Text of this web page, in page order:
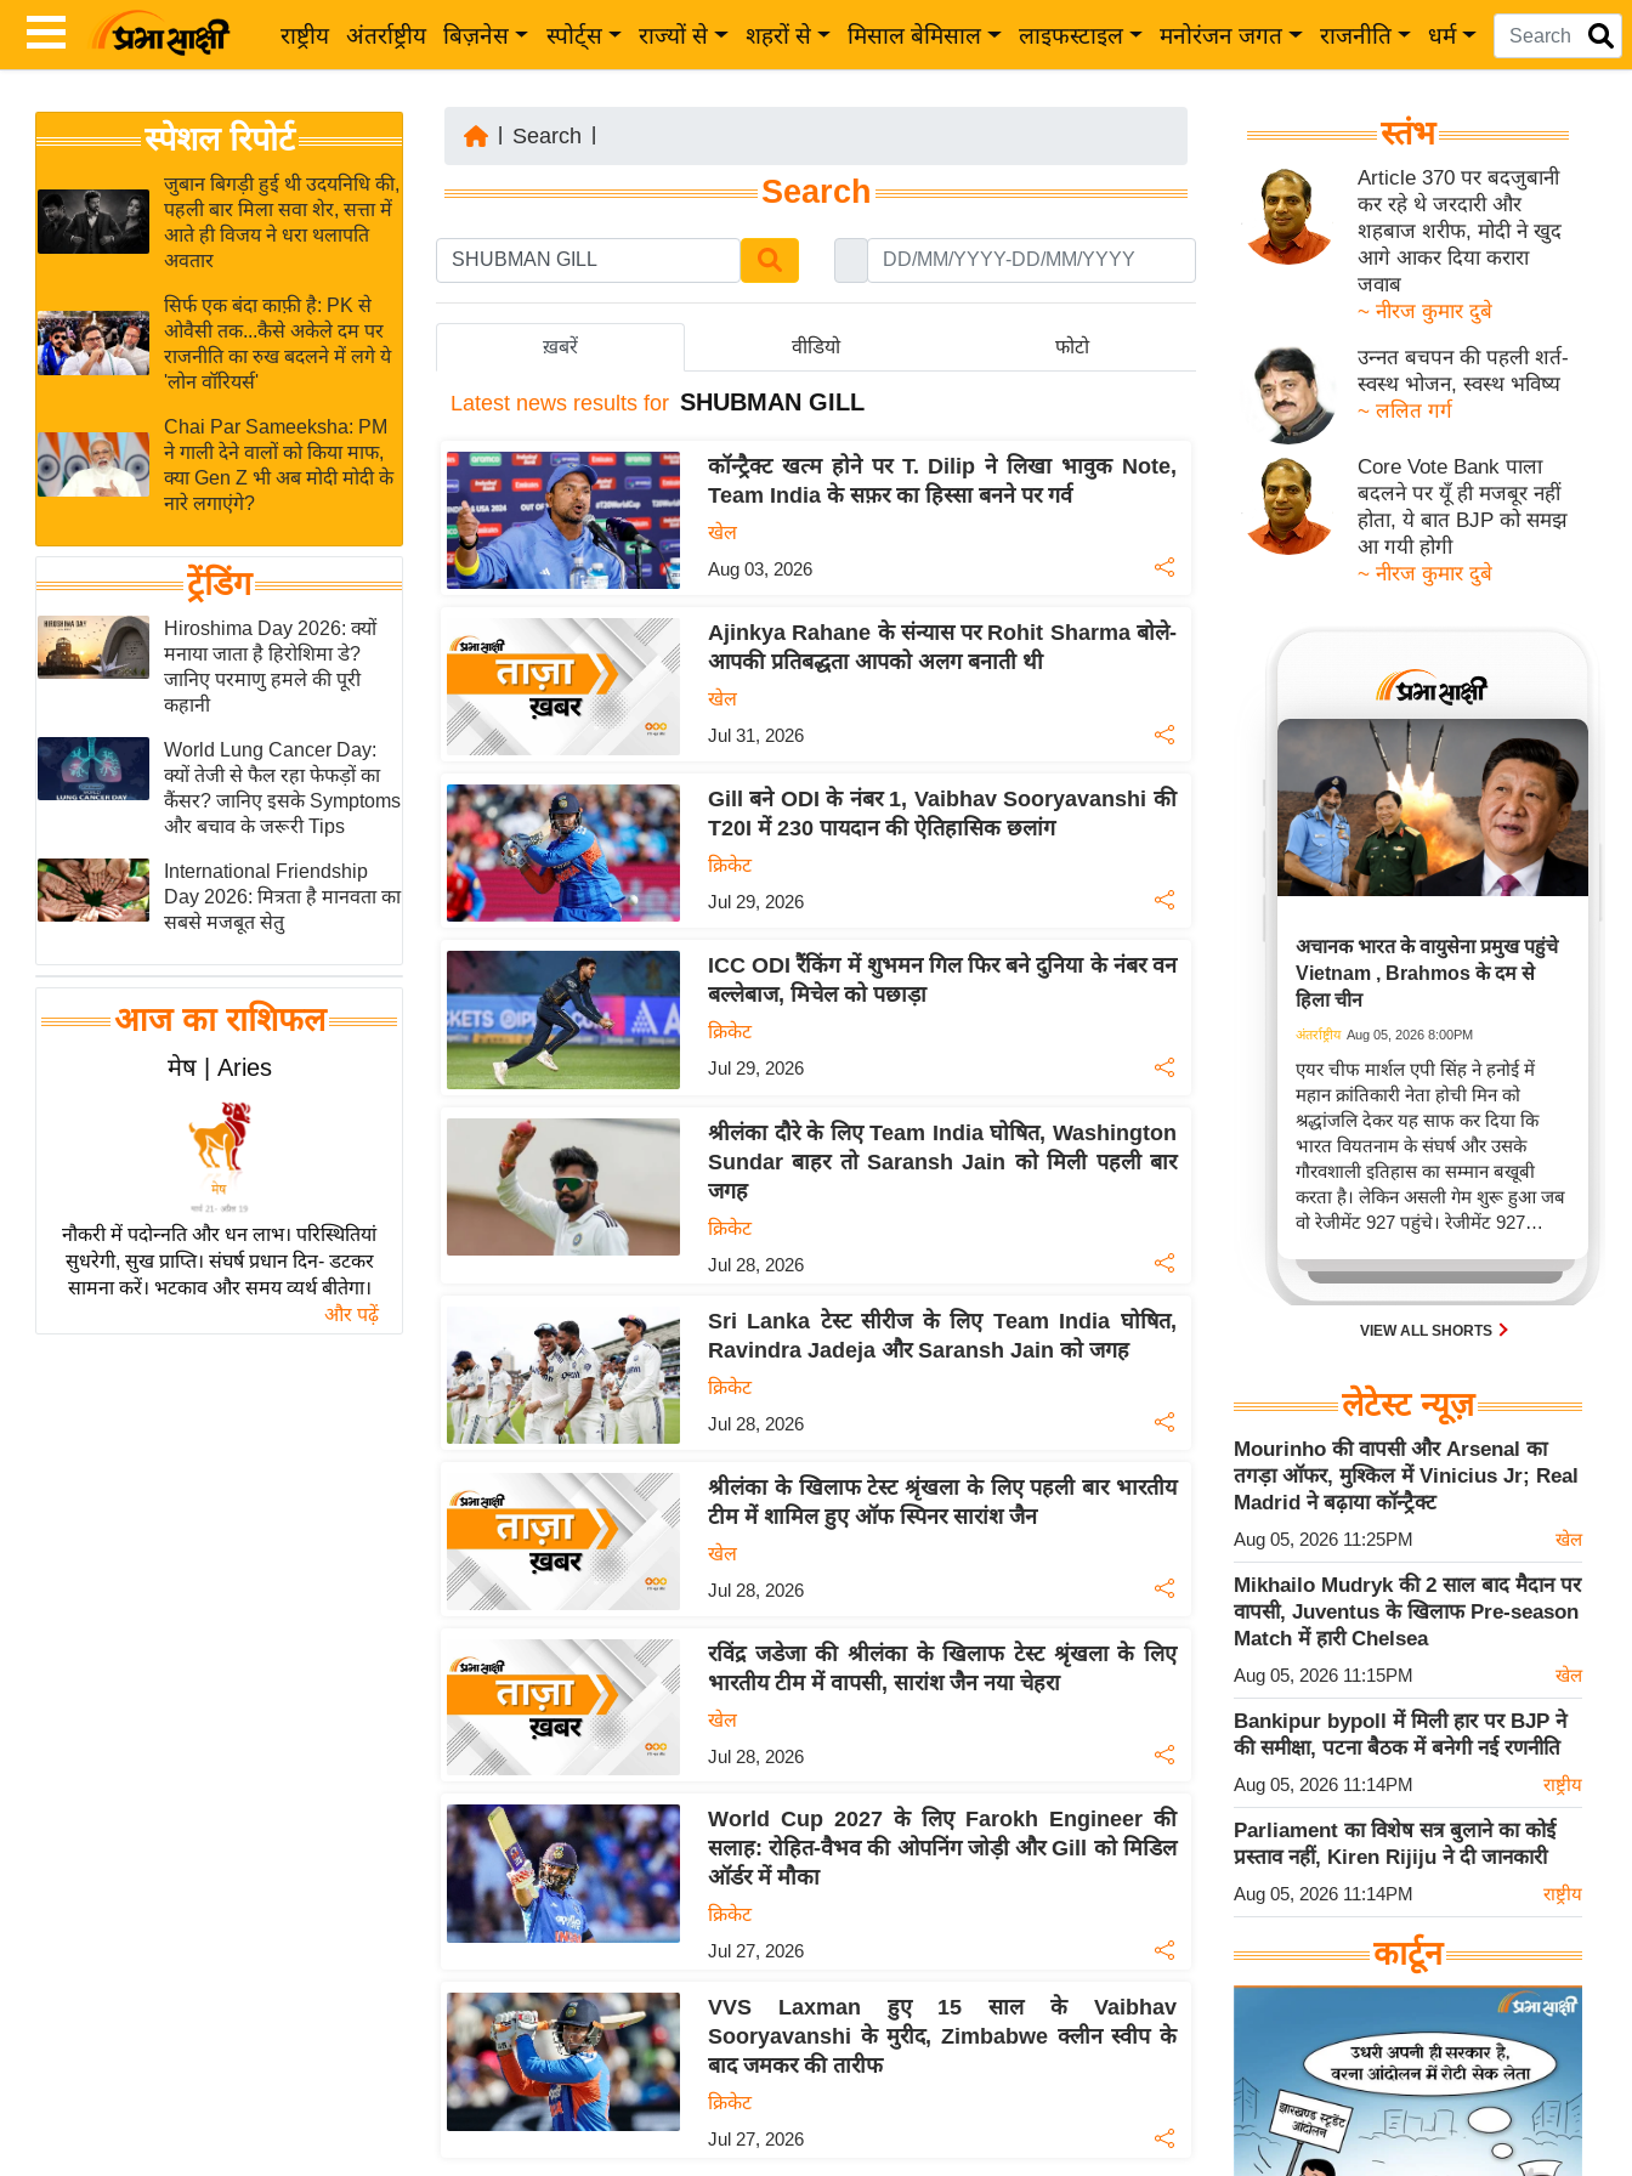
राष्ट्रीय अंतर्राष्ट्रीय बिज़नेस स्पोर्ट्स राज्यों से शहरों से मिसाल बेमिसाल लाइफस्टाइल मनोरंजन जगत राजनीति धर्म
News
Hindi
News
Live
News in
Hindi
Hindi
News
Hindi
ख
ब
अंतर्राष्ट्रीय
बिज़नेस
जगत
विशेषज्ञ
बजट
खेल
क्रिकेट
IPL
ई-पेपर
मिसाल बेमिसाल
यंग इंडिया
साहित्य जगत
न्यूज ब्रीफ
मनोरंजन जगत
बॉलीवुड
फिल्म समीक्षा
लाइफस्टाइल
टेक्नॉलॉजी
स्पेशल रिपोर्ट
जुबान बिगड़ी हुई थी उदयनिधि की,
पहली बार मिला सवा शेर, सत्ता में
आते ही विजय ने धरा थलापति
अवतार
सिर्फ एक बंदा काफ़ी है: PK से
ओवैसी तक...कैसे अकेले दम पर
राजनीति का रुख बदलने में लगे ये
'लोन वॉरियर्स'
Chai Par Sameeksha: PM
ने गाली देने वालों को किया माफ,
क्या Gen Z भी अब मोदी मोदी के
नारे लगाएंगे?
ट्रेंडिंग
Hiroshima Day 2026: क्यों
मनाया जाता है हिरोशिमा डे?
जानिए परमाणु हमले की पूरी
कहानी
World Lung Cancer Day:
क्यों तेजी से फैल रहा फेफड़ों का
कैंसर? जानिए इसके Symptoms
और बचाव के जरूरी Tips
International Friendship
Day 2026: मित्रता है मानवता का
सबसे मजबूत सेतु
आज का राशिफल
मेष | Aries
नौकरी में पदोन्नति और धन लाभ। परिस्थितियां
सुधरेगी, सुख प्राप्ति। संघर्ष प्रधान दिन- डटकर
सामना करें। भटकाव और समय व्यर्थ बीतेगा।
और पढ़ें
Search
Search
ख़बरें वीडियो फोटो
Latest news results for SHUBMAN GILL
कॉन्ट्रैक्ट खत्म होने पर T. Dilip ने लिखा भावुक Note,
Team India के सफ़र का हिस्सा बनने पर गर्व
खेल
Aug 03, 2026
Ajinkya Rahane के संन्यास पर Rohit Sharma बोले-
आपकी प्रतिबद्धता आपको अलग बनाती थी
खेल
Jul 31, 2026
Gill बने ODI के नंबर 1, Vaibhav Sooryavanshi की
T20I में 230 पायदान की ऐतिहासिक छलांग
क्रिकेट
Jul 29, 2026
ICC ODI रैंकिंग में शुभमन गिल फिर बने दुनिया के नंबर वन
बल्लेबाज, मिचेल को पछाड़ा
क्रिकेट
Jul 29, 2026
श्रीलंका दौरे के लिए Team India घोषित, Washington
Sundar बाहर तो Saransh Jain को मिली पहली बार
जगह
क्रिकेट
Jul 28, 2026
Sri Lanka टेस्ट सीरीज के लिए Team India घोषित,
Ravindra Jadeja और Saransh Jain को जगह
क्रिकेट
Jul 28, 2026
श्रीलंका के खिलाफ टेस्ट श्रृंखला के लिए पहली बार भारतीय
टीम में शामिल हुए ऑफ स्पिनर सारांश जैन
खेल
Jul 28, 2026
रविंद्र जडेजा की श्रीलंका के खिलाफ टेस्ट श्रृंखला के लिए
भारतीय टीम में वापसी, सारांश जैन नया चेहरा
खेल
Jul 28, 2026
World Cup 2027 के लिए Farokh Engineer की
सलाह: रोहित-वैभव की ओपनिंग जोड़ी और Gill को मिडिल
ऑर्डर में मौका
क्रिकेट
Jul 27, 2026
VVS Laxman हुए 15 साल के Vaibhav
Sooryavanshi के मुरीद, Zimbabwe क्लीन स्वीप के
बाद जमकर की तारीफ
क्रिकेट
Jul 27, 2026
स्तंभ
Article 370 पर बदजुबानी
कर रहे थे जरदारी और
शहबाज शरीफ, मोदी ने खुद
आगे आकर दिया करारा
जवाब
~ नीरज कुमार दुबे
उन्नत बचपन की पहली शर्त-
स्वस्थ भोजन, स्वस्थ भविष्य
~ ललित गर्ग
Core Vote Bank पाला
बदलने पर यूँ ही मजबूर नहीं
होता, ये बात BJP को समझ
आ गयी होगी
~ नीरज कुमार दुबे
अचानक भारत के वायुसेना प्रमुख पहुंचे
Vietnam , Brahmos के दम से
हिला चीन
अंतर्राष्ट्रीय Aug 05, 2026 8:00PM
एयर चीफ मार्शल एपी सिंह ने हनोई में
महान क्रांतिकारी नेता होची मिन को
श्रद्धांजलि देकर यह साफ कर दिया कि
भारत वियतनाम के संघर्ष और उसके
गौरवशाली इतिहास का सम्मान बखूबी
करता है। लेकिन असली गेम शुरू हुआ जब
वो रेजीमेंट 927 पहुंचे। रेजीमेंट 927
एयर चीफ ने सीधे वियतनामी फाइटर
पायलट से बातचीत की। वियतनाम भी सुई
30 एम के भी उड़ाता है और भारत के पास
VIEW ALL SHORTS
लेटेस्ट न्यूज़
Mourinho की वापसी और Arsenal का
तगड़ा ऑफर, मुश्किल में Vinicius Jr; Real
Madrid ने बढ़ाया कॉन्ट्रैक्ट
Aug 05, 2026 11:25PM खेल
Mikhailo Mudryk की 2 साल बाद मैदान पर
वापसी, Juventus के खिलाफ Pre-season
Match में हारी Chelsea
Aug 05, 2026 11:15PM खेल
Bankipur bypoll में मिली हार पर BJP ने
की समीक्षा, पटना बैठक में बनेगी नई रणनीति
Aug 05, 2026 11:14PM राष्ट्रीय
Parliament का विशेष सत्र बुलाने का कोई
प्रस्ताव नहीं, Kiren Rijiju ने दी जानकारी
Aug 05, 2026 11:14PM राष्ट्रीय
कार्टून